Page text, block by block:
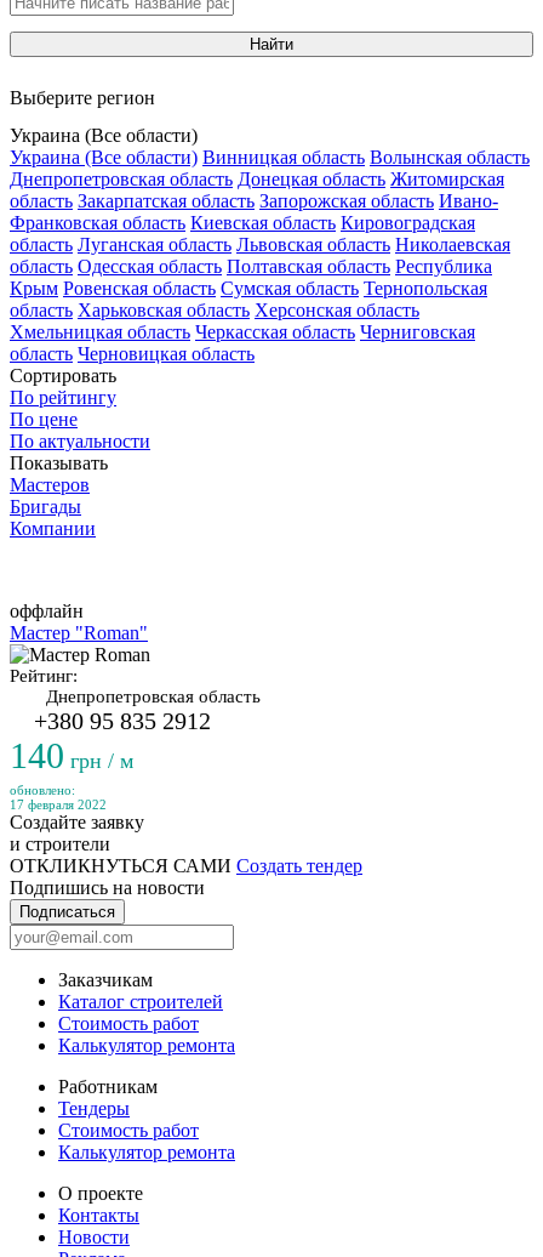
Найти
Выберите регион
Украина (Все области)
Украина (Все области) Винницкая область Волынская область
Днепропетровская область Донецкая область Житомирская
область Закарпатская область Запорожская область Ивано-
Франковская область Киевская область Кировоградская
область Луганская область Львовская область Николаевская
область Одесская область Полтавская область Республика
Крым Ровенская область Сумская область Тернопольская
область Харьковская область Херсонская область
Хмельницкая область Черкасская область Черниговская
область Черновицкая область
Сортировать
По рейтингу
По цене
По актуальности
Показывать
Мастеров
Бригады
Компании
оффлайн
Мастер "Roman"
Рейтинг:
Днепропетровская область
+380 95 835 2912
140 грн / м
обновлено:
17 февраля 2022
Создайте заявку
и строители
ОТКЛИКНУТЬСЯ САМИ Создать тендер
Подпишись на новости
Подписаться
Заказчикам
Каталог строителей
Стоимость работ
Калькулятор ремонта
Работникам
Тендеры
Стоимость работ
Калькулятор ремонта
О проекте
Контакты
Новости